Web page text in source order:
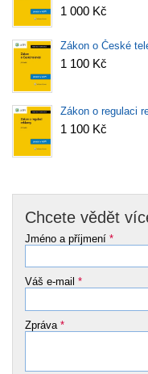
1 000 Kč
Zákon o České
1 100 Kč
Zákon o regulaci
1 100 Kč
Chcete vědět
Jméno a příjmení *
Váš e-mail *
Zpráva *